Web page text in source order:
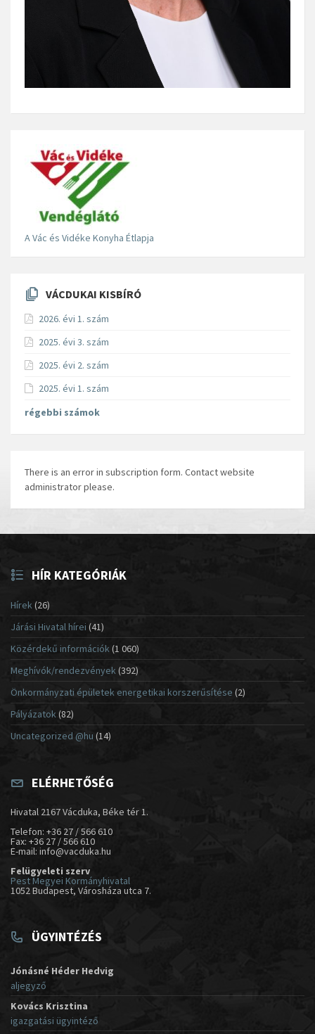
A Vác és Vidéke Konyha Étlapja
VÁCDUKAI KISBÍRÓ
2026. évi 1. szám
2025. évi 3. szám
2025. évi 2. szám
2025. évi 1. szám
régebbi számok
There is an error in subscription form. Contact website
administrator please.
HÍR KATEGÓRIÁK
Hírek(26)
Járási Hivatal hírei (41)
Közérdekű információk(1 060)
Meghívók/rendezvények (392)
Önkormányzati épületek energetikai korszerűsítése (2)
Pályázatok (82)
Uncategorized @hu (14)
ELÉRHETŐSÉG
Hivatal 2167 Vácduka, Béke tér 1.
Telefon: +36 27 / 566 610
Fax: +36 27 / 566 610
E-mail: info@vacduka.hu
Felügyeleti szerv
Pest Megyei Kormányhivatal
1052 Budapest, Városháza utca 7.
ÜGYINTÉZÉS
Jónásné Héder Hedvig
aljegyző
Kovács Krisztina
igazgatási ügyintéző